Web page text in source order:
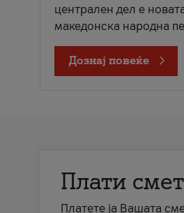
централен дел е
македонска народна
Дознај повеќе
Плати
Платете ја Вашата